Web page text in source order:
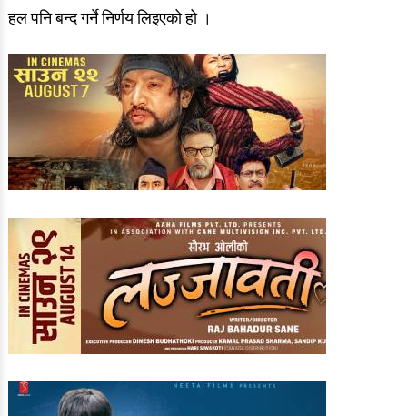
हल पनि बन्द गर्ने निर्णय लिइएको हो ।